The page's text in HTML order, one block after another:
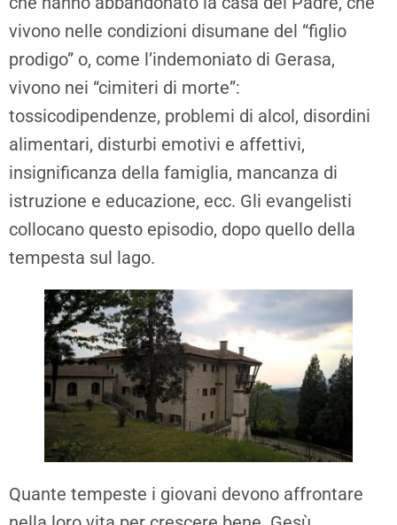
vivono nelle condizioni disumane del “figlio
prodigo” o, come l’indemoniato di Gerasa,
vivono nei “cimiteri di morte”:
tossicodipendenze, problemi di alcol, disordini
alimentari, disturbi emotivi e affettivi,
insignificanza della famiglia, mancanza di
istruzione e educazione, ecc. Gli evangelisti
collocano questo episodio, dopo quello della
tempesta sul lago.
Quante tempeste i giovani devono affrontare